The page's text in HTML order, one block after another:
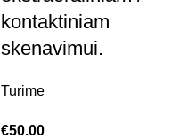
kontaktiniam
skenavimui.
Turime
€50.00